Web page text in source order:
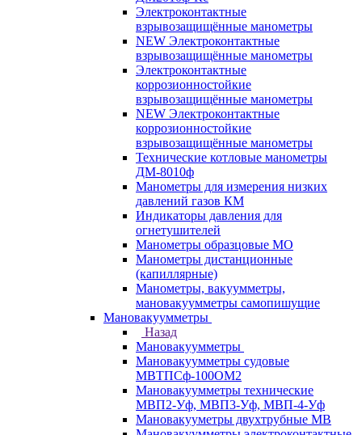
Электроконтактные
взрывозащищённые манометры
NEW Электроконтактные
взрывозащищённые манометры
Электроконтактные
коррозионностойкие
взрывозащищённые манометры
NEW Электроконтактные
коррозионностойкие
взрывозащищённые манометры
Технические котловые манометры
ДМ-8010ф
Манометры для измерения низких
давлений газов КМ
Индикаторы давления для
огнетушителей
Манометры образцовые МО
Манометры дистанционные
(капиллярные)
Манометры, вакуумметры,
мановакуумметры самопишущие
Мановакуумметры
Назад
Мановакуумметры
Мановакуумметры судовые
МВТПСф-100ОМ2
Мановакуумметры технические
МВП2-Уф, МВП3-Уф, МВП-4-Уф
Мановакууметры двухтрубные МВ